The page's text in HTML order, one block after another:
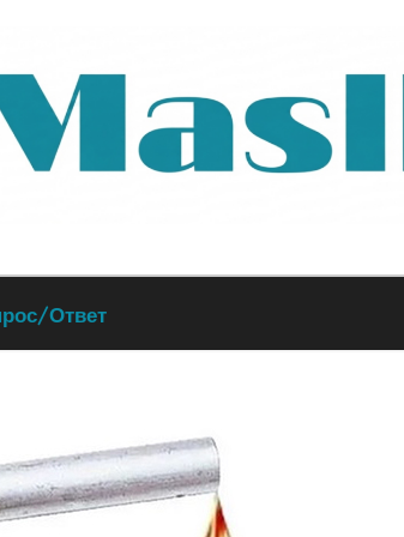
Ответ